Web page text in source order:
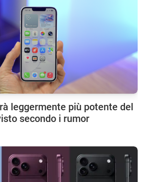
leggermente più potente del
secondo i rumor